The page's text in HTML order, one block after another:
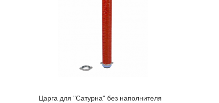
Царга для "Сатурна" без наполнителя